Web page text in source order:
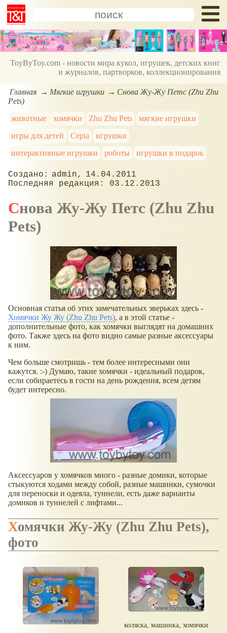
ToyByToy.com - новости мира кукол, игрушек, детских книг
и журналов, партворков, коллекционирования
Главная Мягкие игрушки
Снова Жу-Жу Петс (Zhu Zhu
Pets)
животные
хомячки Zhu Zhu Pets
мягкие игрушки
игры для детей
Cepia
игрушки
интерактивные игрушки
роботы игрушки в подарок
admin
14.04.2011
03.12.2013
Снова Жу-Жу Петс (Zhu Zhu
Pets)
Основная статья об этих замечательных зверьках здесь -
Хомячки Жу Жу (Zhu Zhu Pets), а в этой статье -
дополнительные фото, как хомячки выглядят на домашних
фото. Также здесь на фото видно самые разные аксессуары
к ним.
Чем больше смотришь - тем более интересными они
кажутся. :-) Думаю, такие хомячки - идеальный подарок,
если собираетесь в гости на день рождения, всем детям
будет интересно.
Аксессуаров у хомячков много - разные домики, которые
стыкуются ходами между собой, разные машинки, сумочки
для переноски и одеяла, туннели, есть даже варианты
домиков и туннелей с лифтами...
Хомячки Жу-Жу (Zhu Zhu Pets),
фото
коляска, машинка, хомячки